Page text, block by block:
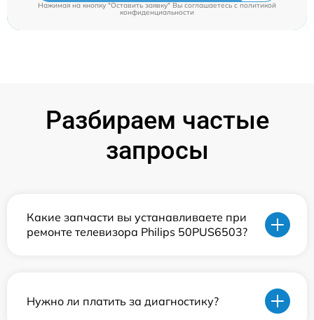
Нажимая на кнопку "Оставить заявку" Вы соглашаетесь c политикой
конфиденциальности
Разбираем частые
запросы
Какие запчасти вы устанавливаете при
ремонте телевизора Philips 50PUS6503?
Нужно ли платить за диагностику?